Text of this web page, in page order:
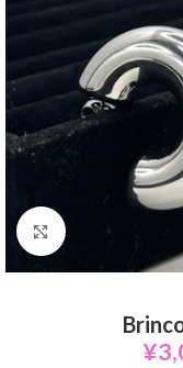
Click to enlarge
¥